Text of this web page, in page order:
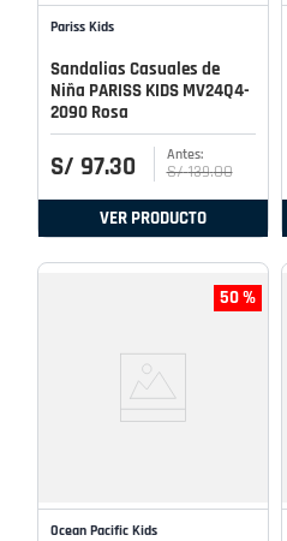
Pariss Kids
Sandalias Casuales de
Niña PARISS KIDS MV24Q4-
2090 Rosa
S/ 97.30 S/ 139.00
VER PRODUCTO
50 %
Ocean Pacific Kids